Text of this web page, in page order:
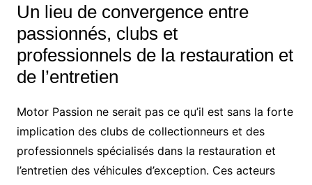
Un lieu de convergence entre
passionnés, clubs et
professionnels de la restauration et
de l’entretien
Motor Passion ne serait pas ce qu’il est sans la forte
implication des clubs de collectionneurs et des
professionnels spécialisés dans la restauration et
l’entretien des véhicules d’exception. Ces acteurs